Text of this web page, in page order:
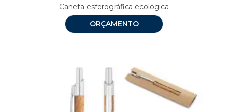
Caneta esferográfica ecológica
ORÇAMENTO